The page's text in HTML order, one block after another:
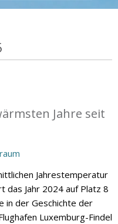
Jahre seit
Jahrestemperatur
das Jahr 2024 auf Platz 8
in der Geschichte der
Luxemburg-Findel